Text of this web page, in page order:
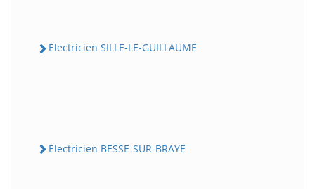
Electricien SILLE-LE-GUILLAUME
Electricien BESSE-SUR-BRAYE